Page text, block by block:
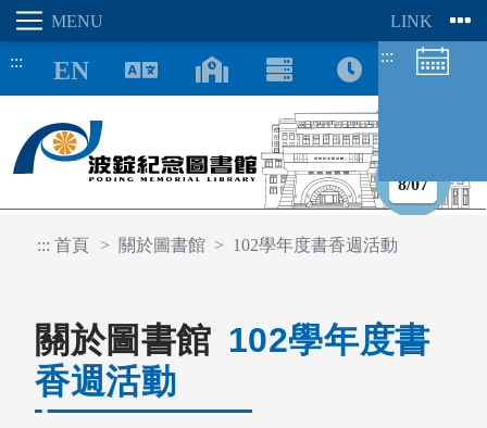
:::
8/07
:::
::: 首頁 關於圖書館 102學年度書香週活動
關於圖書館 102學年度書
香週活動